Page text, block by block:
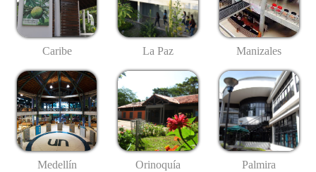
Caribe La Paz Manizales
Medellín Orinoquía Palmira